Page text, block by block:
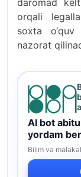
daromad
orqali
soxta
nazorat
AI bot
yordam
Bilim va